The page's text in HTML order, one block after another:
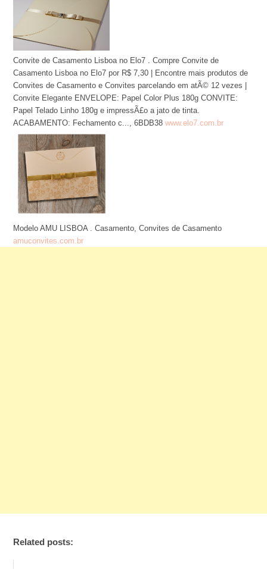
Convite de Casamento Lisboa no Elo7 . Compre Convite de
Casamento Lisboa no Elo7 por R$ 7,30 | Encontre mais produtos de
Convites de Casamento e Convites parcelando em atÃ© 12 vezes |
Convite Elegante ENVELOPE: Papel Color Plus 180g CONVITE:
Papel Telado Linho 180g e impressÃ£o a jato de tinta.
ACABAMENTO: Fechamento c..., 6BDB38 www.elo7.com.br
Modelo AMU LISBOA . Casamento, Convites de Casamento
amuconvites.com.br
Related posts: